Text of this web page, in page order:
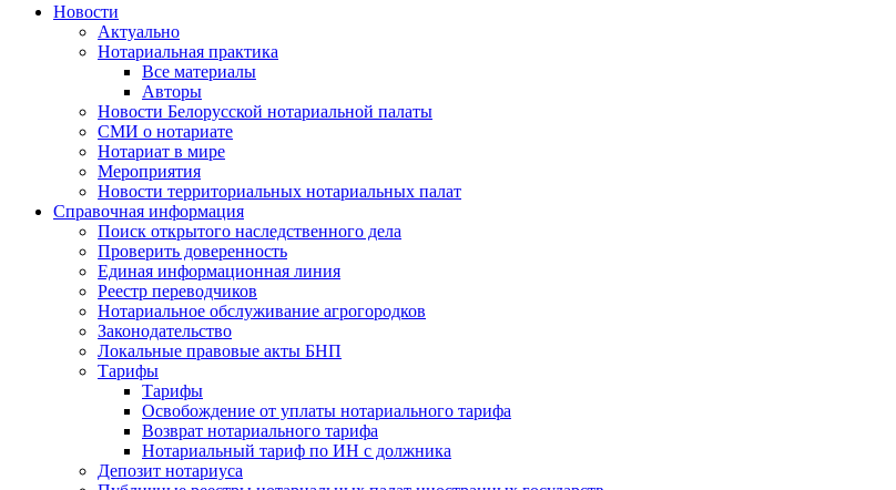
Новости
Актуально
Нотариальная практика
Все материалы
Авторы
Новости Белорусской нотариальной палаты
СМИ о нотариате
Нотариат в мире
Мероприятия
Новости территориальных нотариальных палат
Справочная информация
Поиск открытого наследственного дела
Проверить доверенность
Единая информационная линия
Реестр переводчиков
Нотариальное обслуживание агрогородков
Законодательство
Локальные правовые акты БНП
Тарифы
Тарифы
Освобождение от уплаты нотариального тарифа
Возврат нотариального тарифа
Нотариальный тариф по ИН с должника
Депозит нотариуса